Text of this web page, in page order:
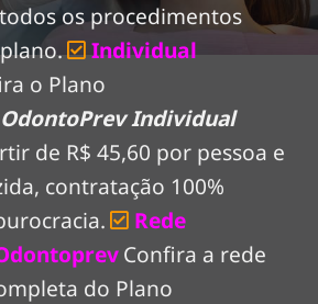
os procedimentos
Individual
o Plano
OdontoPrev Individual
de R$ 45,60 por pessoa e
contratação 100%
Rede
Confira a rede
do Plano